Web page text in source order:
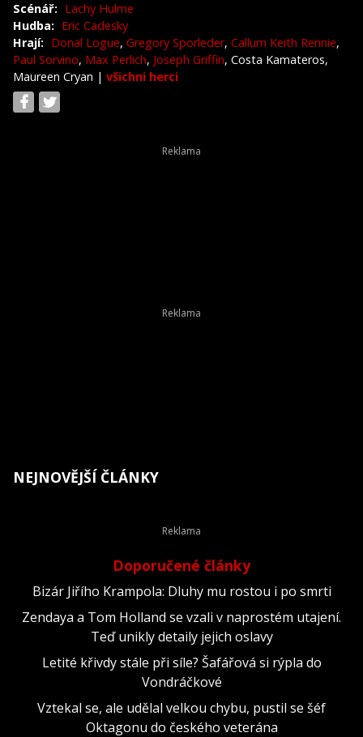
Scénář: Lachy Hulme
Hudba: Eric Cadesky
Hrají: Donal Logue, Gregory Sporleder, Callum Keith Rennie,
Paul Sorvino, Max Perlich, Joseph Griffin, Costa Kamateros,
Maureen Cryan | všichni herci
NEJNOVĚJŠÍ ČLÁNKY
Doporučené články
Bizár Jiřího Krampola: Dluhy mu rostou i po smrti
Zendaya a Tom Holland se vzali v naprostém utajení.
Teď unikly detaily jejich oslavy
Letité křivdy stále při síle? Šafářová si rýpla do
Vondráčkové
Vztekal se, ale udělal velkou chybu, pustil se šéf
Oktagonu do českého veterána